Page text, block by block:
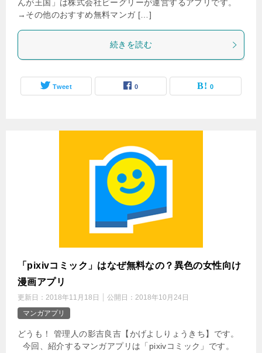
んが王国」は株式会社ビーグリーが運営するアプリです。
→その他のおすすめ無料マンガ […]
続きを読む
Tweet 0 0
「pixivコミック」はなぜ無料なの？異色の女性向け
漫画アプリ
更新日： 2018年11月18日 公開日： 2018年10月24日
マンガアプリ
どうも！ 管理人の影吉良吉【かげよしりょうきち】です。
今回、紹介するマンガアプリは「pixivコミック」です。